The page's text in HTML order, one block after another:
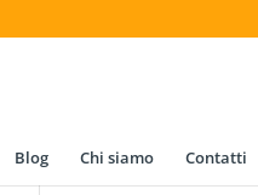
Blog Chi siamo Contatti